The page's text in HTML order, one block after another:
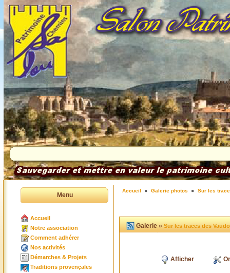
Menu
Accueil
Notre association
Comment adhérer
Nos activités
Démarches & Projets
Traditions provençales
Accueil Galerie photos Sur les
Galerie »Sur les traces des
Afficher